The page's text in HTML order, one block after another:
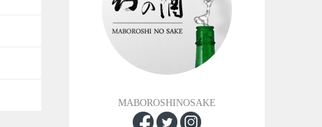
MABOROSHINOSAKE